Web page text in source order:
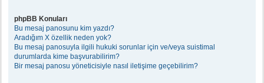
phpBB Konuları
Bu mesaj panosunu kim yazdı?
Aradığım X özellik neden yok?
Bu mesaj panosuyla ilgili hukuki sorunlar için ve/veya suistimal
durumlarda kime başvurabilirim?
Bir mesaj panosu yöneticisiyle nasıl iletişime geçebilirim?